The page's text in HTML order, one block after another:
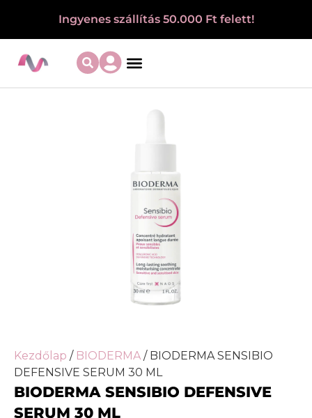
Ingyenes szállítás 50.000 Ft felett!
Kezdőlap / BIODERMA / BIODERMA SENSIBIO
DEFENSIVE SERUM 30 ML
BIODERMA SENSIBIO DEFENSIVE
SERUM 30 ML